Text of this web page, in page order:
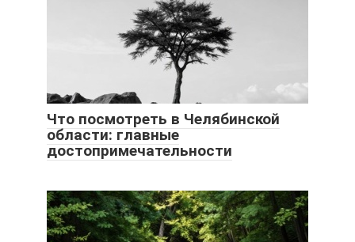
Что посмотреть в Челябинской
области: главные
достопримечательности